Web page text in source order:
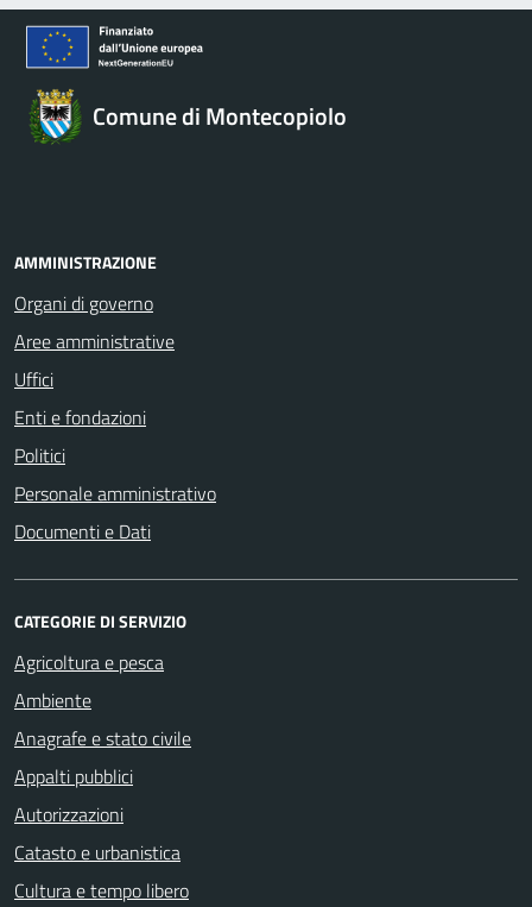
Comune di Montecopiolo
AMMINISTRAZIONE
Organi di governo
Aree amministrative
Uffici
Enti e fondazioni
Politici
Personale amministrativo
Documenti e Dati
CATEGORIE DI SERVIZIO
Agricoltura e pesca
Ambiente
Anagrafe e stato civile
Appalti pubblici
Autorizzazioni
Catasto e urbanistica
Cultura e tempo libero